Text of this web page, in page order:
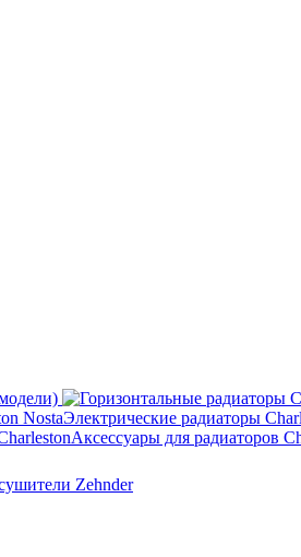
Электрические радиаторы
Аксессуары для радиаторов
Zehnder